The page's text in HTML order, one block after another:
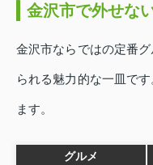
金沢市で外せな
金沢市ならではの定番
られる魅力的な一皿で
ます。
グルメ